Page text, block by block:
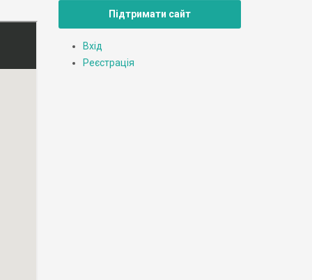
Підтримати сайт
Вхід
Реєстрація